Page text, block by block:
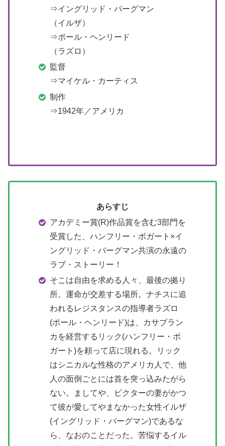
⇒イングリッド・バーグマン
（イルザ）
⇒ポール・ヘンリード
（ラズロ）
監督
⇒マイケル・カーティス
制作
⇒1942年／アメリカ
あらすじ
アカデミー賞(R)作品賞を含む3部門を
受賞した、ハンフリー・ボガート×イ
ングリッド・バーグマン共演の永遠の
ラブ・ストーリー！
そこは自由を求める人々、最後の拠り
所。運命が交差する場所。ナチスに追
われるレジスタンスの指導者ラズロ
(ポール・ヘンリード)は、カサブラン
カを経営するリック(ハンフリー・ボ
ガート)を頼って店に現れる。リック
はシニカルな性格のアメリカ人で、他
人の面倒ごとには首を突っ込みたがら
ない。ましてや、ビクターの妻がかつ
て彼が愛してやまなかった女性イルザ
(イングリッド・バーグマン)であるな
ら、なおのことだった。苦悩するイル